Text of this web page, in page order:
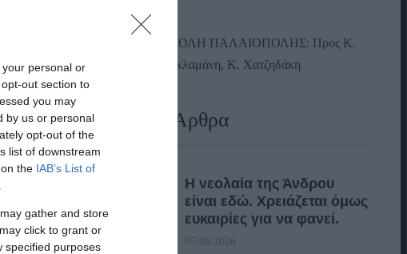
personal or
out section to
you may
by us or personal
opt-out of the
list of downstream
the IAB’s List of
gather and store
click to grant or
specified purposes
ΑΝΔΡΟΥ!…»
ΑΝΟΙΧΤΗ ΕΠΙΣΤΟΛΗ ΠΑΛΑΙΟΠΟΛΗΣ: Προς K.
Μητσοτάκη, N. Κακλαμάνη, K. Χατζηδάκη
Πρόσφατα Άρθρα
Η νεολαία της Άνδρου
είναι εδώ. Χρειάζεται όμως
ευκαιρίες για να φανεί.
05/08/2026